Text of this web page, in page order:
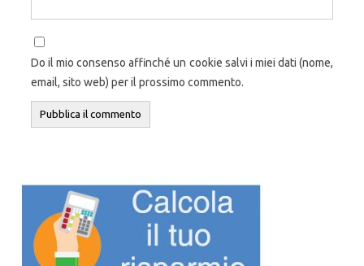
Do il mio consenso affinché un cookie salvi i miei dati (nome,
email, sito web) per il prossimo commento.